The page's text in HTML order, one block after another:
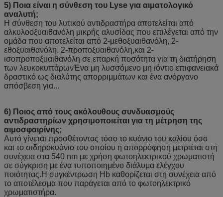
5) Ποια είναι η σύνθεση του Lyse για αιματολογικό
αναλυτή;
Η σύνθεση του λυτικού αντιδραστήρα αποτελείται από
αλκυλοοξυαιθανόλη μικρής αλυσίδας που επιλέγεται από την
ομάδα που αποτελείται από 2-μεθοξυαιθανόλη, 2-
εθοξυαιθανόλη, 2-προποξυαιθανόλη,και 2-
ισοπροποξυαιθανόλη σε επαρκή ποσότητα για τη διατήρηση
των λευκοκυττάρωνΈνα μη λυσσόμενο μη ιόντιο επιφανειακά
δραστικό ως διαλύτης απορριμμάτων και ένα ανόργανο
απόσβεση για...
6) Ποιος από τους ακόλουθους συνδυασμούς
αντιδραστηρίων χρησιμοποιείται για τη μέτρηση της
αιμοσφαιρίνης;
Αυτό γίνεται προσθέτοντας τόσο το κυάνιο του καλίου όσο
και το σιδηροκυάνιο του οποίου η απορρόφηση μετριέται στη
συνέχεια στα 540 nm με χρήση φωτοηλεκτρικού χρωματιστή
σε σύγκριση με ένα τυποποιημένο διάλυμα ελέγχου
ποιότητας.Η συγκέντρωση Hb καθορίζεται στη συνέχεια από
το αποτέλεσμα που παράγεται από το φωτοηλεκτρικό
χρωματιστήρα.